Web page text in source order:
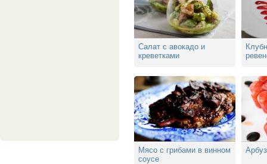
Салат с авокадо и
креветками
Мясо с грибами в винном
соусе